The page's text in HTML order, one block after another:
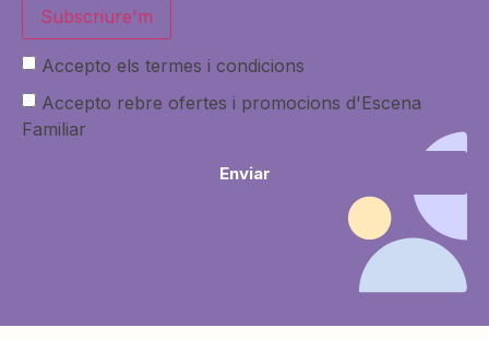
Subscriure'm
Accepto els termes i condicions
Accepto rebre ofertes i promocions d'Escena
Familiar
Enviar